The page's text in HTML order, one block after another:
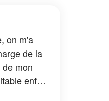
on m'a
de la
mon
enfer
elle